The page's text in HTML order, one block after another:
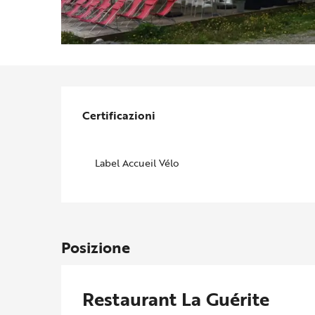
Offerte di
Certificazioni
Certificazioni
Label Accueil Vélo
Posizione
Restaurant La Guérite